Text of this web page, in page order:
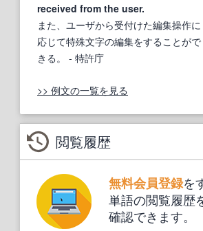
received from the user.
また、ユーザから受付けた編集操作に
応じて特殊文字の編集をすることがで
きる。
- 特許庁
>> 例文の一覧を見る
閲覧履歴
無料会員登録を
単語の閲覧履歴
確認できます。